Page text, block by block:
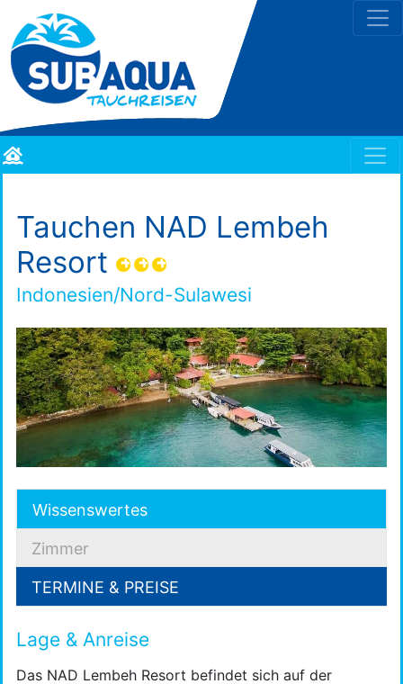
Tauchen NAD Lembeh
Resort
Indonesien/Nord-Sulawesi
Wissenswertes
Zimmer
TERMINE & PREISE
Lage & Anreise
Das NAD Lembeh Resort befindet sich auf der